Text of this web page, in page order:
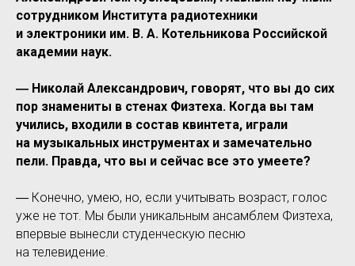
сотрудником Института радиотехники
и электроники им. В. А. Котельникова Российской
академии наук.
― Николай Александрович, говорят, что вы до сих
пор знамениты в стенах Физтеха. Когда вы там
учились, входили в состав квинтета, играли
на музыкальных инструментах и замечательно
пели. Правда, что вы и сейчас все это умеете?
― Конечно, умею, но, если учитывать возраст, голос
уже не тот. Мы были уникальным ансамблем Физтеха,
впервые вынесли студенческую песню
на телевидение.